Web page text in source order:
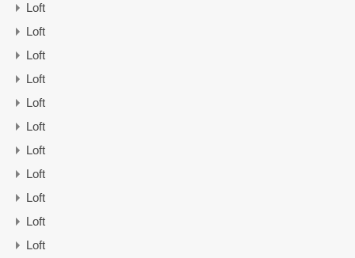
Loft
Loft
Loft
Loft
Loft
Loft
Loft
Loft
Loft
Loft
Loft